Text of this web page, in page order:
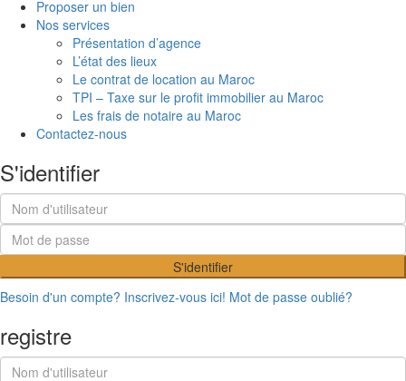
Proposer un bien
Nos services
Présentation d’agence
L’état des lieux
Le contrat de location au Maroc
TPI – Taxe sur le profit immobilier au Maroc
Les frais de notaire au Maroc
Contactez-nous
S'identifier
S'identifier
Besoin d'un compte? Inscrivez-vous ici! Mot de passe oublié?
registre